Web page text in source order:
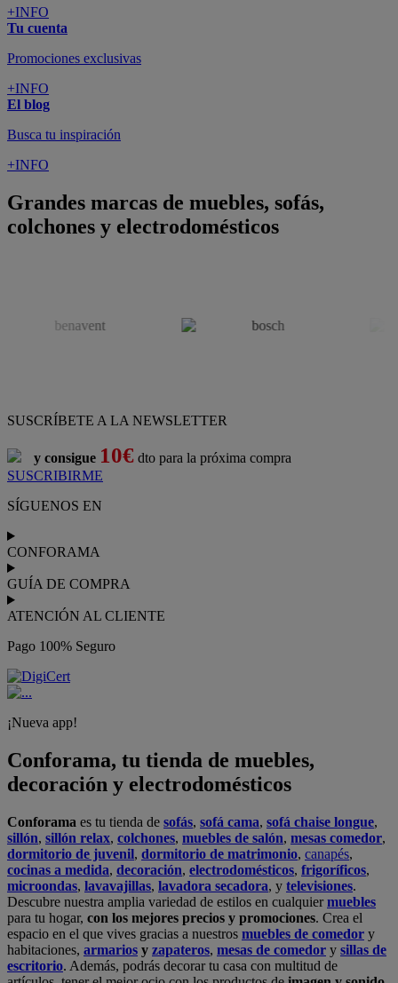
+INFO
Tu cuenta
Promociones exclusivas
+INFO
El blog
Busca tu inspiración
+INFO
Grandes marcas de muebles, sofás,
colchones y electrodomésticos
SUSCRÍBETE A LA NEWSLETTER
y consigue 10€ dto para la próxima compra
SUSCRIBIRME
SÍGUENOS EN
CONFORAMA
GUÍA DE COMPRA
ATENCIÓN AL CLIENTE
Pago 100% Seguro
¡Nueva app!
Conforama, tu tienda de muebles,
decoración y electrodomésticos
Conforama es tu tienda de sofás, sofá cama, sofá chaise longue,
sillón, sillón relax, colchones, muebles de salón, mesas comedor,
dormitorio de juvenil, dormitorio de matrimonio, canapés,
cocinas a medida, decoración, electrodomésticos, frigoríficos,
microondas, lavavajillas, lavadora secadora, y televisiones.
Descubre nuestra amplia variedad de estilos en cualquiermuebles
para tu hogar, con los mejores precios y promociones. Crea el
espacio en el que vives gracias a nuestros muebles de comedor y
habitaciones, armarios y zapateros, mesas de comedor y sillas de
escritorio. Además, podrás decorar tu casa con multitud de